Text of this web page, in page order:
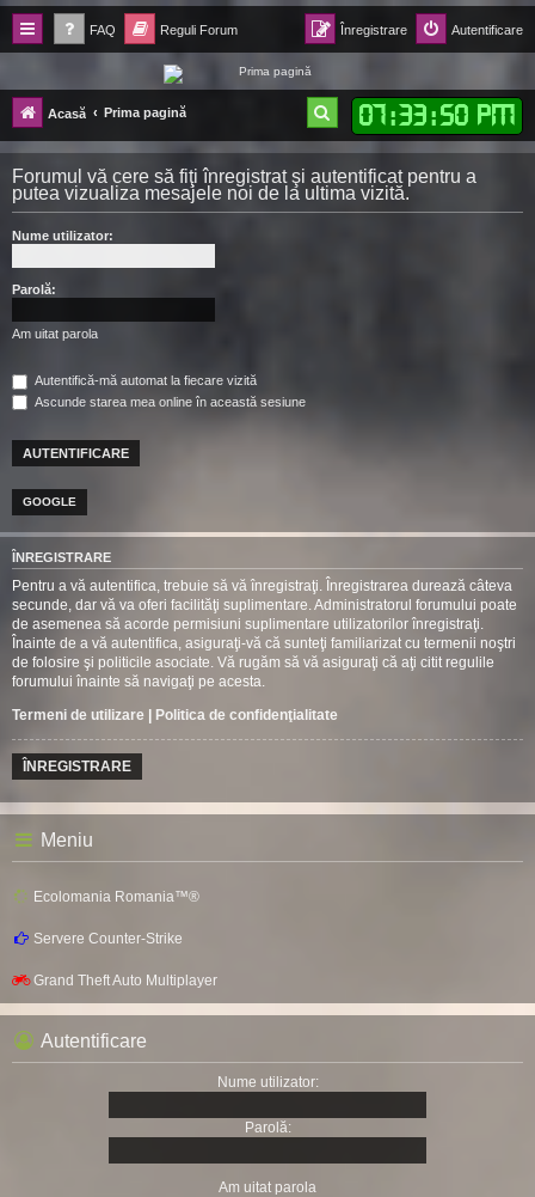
FAQ Reguli Forum Autentificare
Înregistrare
Forum Ecolomania™®
-= Idei pentru viitor =-
Acasă Prima pagină 07:33:51 PM
ă
u
Forumul vă cere să fiţi înregistrat şi autentificat pentru a
putea vizualiza mesajele noi de la ultima vizită.
Nume utilizator:
Parolă:
Am uitat parola
Autentifică-mă automat la fiecare vizită
Ascunde starea mea online în această sesiune
GOOGLE
ÎNREGISTRARE
Pentru a vă autentifica, trebuie să vă înregistraţi. Înregistrarea durează câteva
secunde, dar vă va oferi facilităţi suplimentare. Administratorul forumului poate
de asemenea să acorde permisiuni suplimentare utilizatorilor înregistraţi.
Înainte de a vă autentifica, asiguraţi-vă că sunteţi familiarizat cu termenii noştri
de folosire şi politicile asociate. Vă rugăm să vă asiguraţi că aţi citit regulile
forumului înainte să navigaţi pe acesta.
Termeni de utilizare | Politica de confidenţialitate
ÎNREGISTRARE
Meniu
Ecolomania Romania™®
Servere Counter-Strike
Grand Theft Auto Multiplayer
Autentificare
Nume utilizator:
Parolă:
Am uitat parola